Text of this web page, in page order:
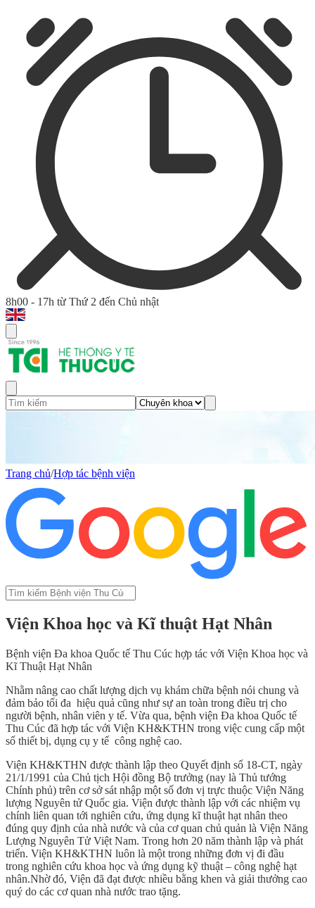
8h00 - 17h từ Thứ 2 đến Chủ nhật
Trang chủ/Hợp tác bệnh viện
Viện Khoa học và Kĩ thuật Hạt Nhân
Bệnh viện Đa khoa Quốc tế Thu Cúc hợp tác với Viện Khoa học và
Kĩ Thuật Hạt Nhân
Nhằm nâng cao chất lượng dịch vụ khám chữa bệnh nói chung và
đảm bảo tối đa hiệu quả cũng như sự an toàn trong điều trị cho
người bệnh, nhân viên y tế. Vừa qua, bệnh viện Đa khoa Quốc tế
Thu Cúc đã hợp tác với Viện KH&KTHN trong việc cung cấp một
số thiết bị, dụng cụ y tế công nghệ cao.
Viện KH&KTHN được thành lập theo Quyết định số 18-CT, ngày
21/1/1991 của Chủ tịch Hội đồng Bộ trưởng (nay là Thủ tướng
Chính phủ) trên cơ sở sát nhập một số đơn vị trực thuộc Viện Năng
lượng Nguyên tử Quốc gia. Viện được thành lập với các nhiệm vụ
chính liên quan tới nghiên cứu, ứng dụng kĩ thuật hạt nhân theo
đúng quy định của nhà nước và của cơ quan chủ quản là Viện Năng
Lượng Nguyên Tử Việt Nam. Trong hơn 20 năm thành lập và phát
triển. Viện KH&KTHN luôn là một trong những đơn vị đi đầu
trong nghiên cứu khoa học và ứng dụng kỹ thuật – công nghệ hạt
nhân.Nhờ đó, Viện đã đạt được nhiều bằng khen và giải thưởng cao
quý do các cơ quan nhà nước trao tặng.